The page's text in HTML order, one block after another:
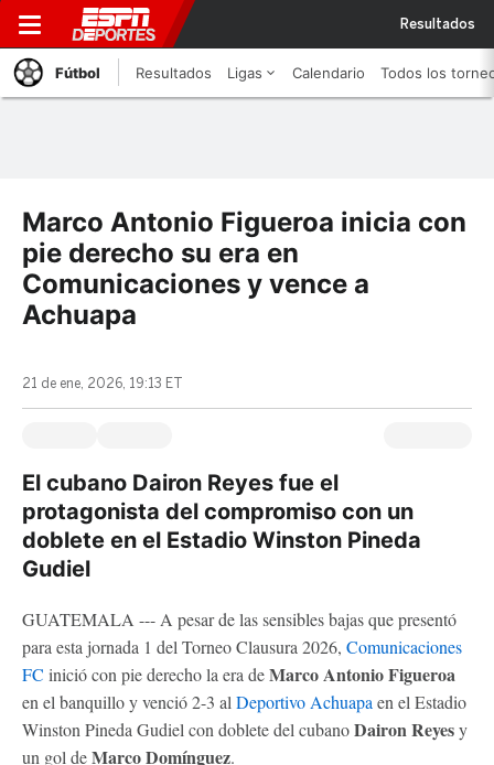
Resultados
Fútbol Resultados Ligas Calendario Todos los
Marco Antonio Figueroa inicia con
pie derecho su era en
Comunicaciones y vence a
Achuapa
21 de ene, 2026, 19:13 ET
El cubano Dairon Reyes fue el
protagonista del compromiso con un
doblete en el Estadio Winston Pineda
Gudiel
GUATEMALA --- A pesar de las sensibles bajas que presentó
para esta jornada 1 del Torneo Clausura 2026, Comunicaciones
FC inició con pie derecho la era deMarco Antonio Figueroa
en el banquillo y venció 2-3 al Deportivo Achuapa en el Estadio
Winston Pineda Gudiel con doblete del cubanoDairon Reyesy
un gol deMarco Domínguez.